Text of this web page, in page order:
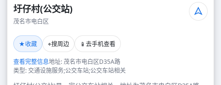
圩仔村(公交站)
茂名市电白区
★收藏 ⌖搜周边 📱 去手机查看
查看完整信息地址: 茂名市电白区D35A路
类型: 交通设施服务;公交车站;公交车站相关